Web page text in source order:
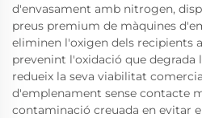
d'envasament amb nitrogen,
preus premium de màquines
eliminen l'oxigen dels recipients
prevenint l'oxidació que
redueix la seva viabilitat
d'emplenament sense contacte
contaminació creuada en evitar